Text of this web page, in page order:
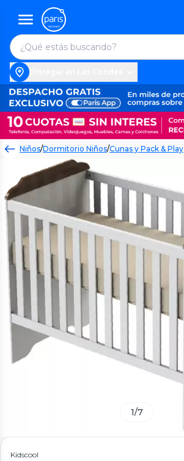
Niños/Dormitorio Niños/Cunas y Pack & Play
1/7
Kidscool